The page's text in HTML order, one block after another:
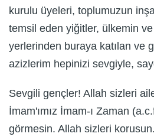
kurulu üyeleri, toplumuzun
temsil eden yiğitler, ülkemin
yerlerinden buraya katılan ve
azizlerim hepinizi sevgiyle,
Sevgili gençler! Allah sizleri
İmam'ımız İmam-ı Zaman
görmesin. Allah sizleri